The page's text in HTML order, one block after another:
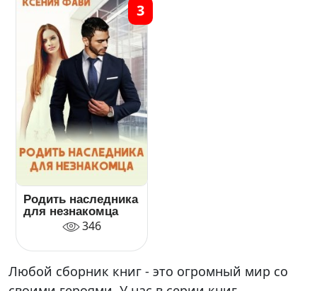
Родить наследника
для незнакомца
346
3
Любой сборник книг - это огромный мир со